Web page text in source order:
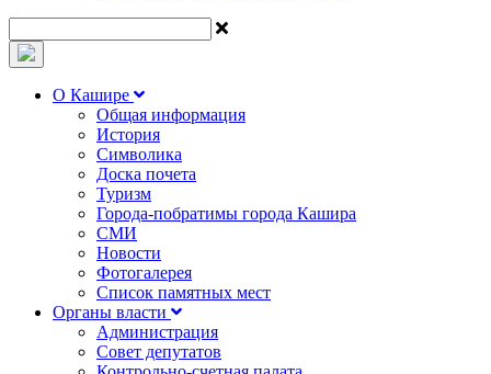
О Кашире
Общая информация
История
Символика
Доска почета
Туризм
Города-побратимы города Кашира
СМИ
Новости
Фотогалерея
Список памятных мест
Органы власти
Администрация
Совет депутатов